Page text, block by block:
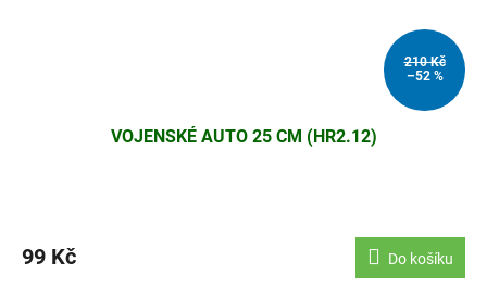
210 Kč
–52 %
VOJENSKÉ AUTO 25 CM (HR2.12)
99 Kč Do košíku